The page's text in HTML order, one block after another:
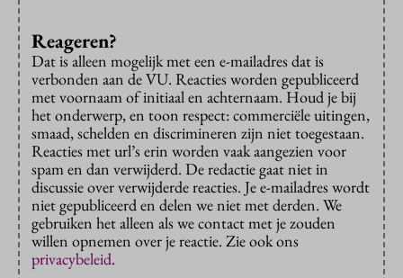
Reageren?
Dat is alleen mogelijk met een e-mailadres dat is
verbonden aan de VU. Reacties worden gepubliceerd
met voornaam of initiaal en achternaam. Houd je bij
het onderwerp, en toon respect: commerciële uitingen,
smaad, schelden en discrimineren zijn niet toegestaan.
Reacties met url’s erin worden vaak aangezien voor
spam en dan verwijderd. De redactie gaat niet in
discussie over verwijderde reacties. Je e-mailadres wordt
niet gepubliceerd en delen we niet met derden. We
gebruiken het alleen als we contact met je zouden
willen opnemen over je reactie. Zie ook ons
privacybeleid.